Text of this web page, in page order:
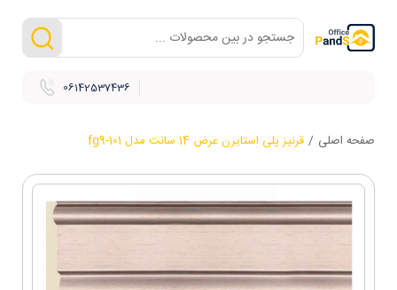
06142537436
صفحه اصلی / قرنیز پلی استایرن عرض 14 سانت مدل fg9-101